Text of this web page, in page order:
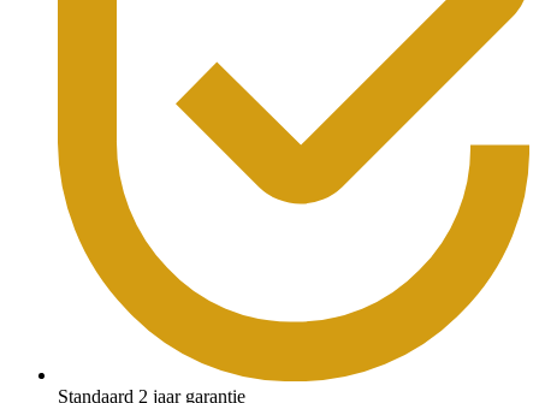
Standaard 2 jaar garantie